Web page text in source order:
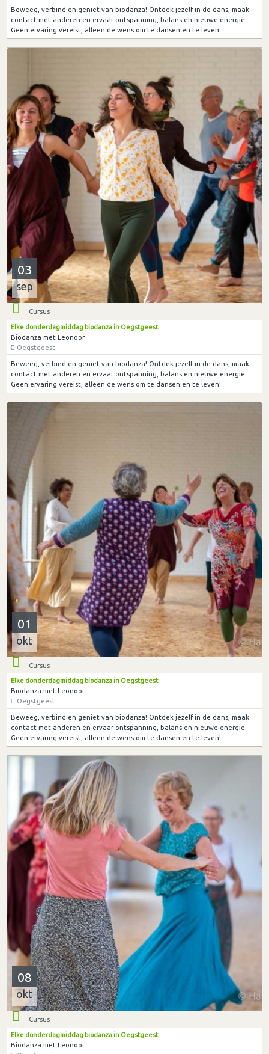
Beweeg, verbind en geniet van biodanza! Ontdek jezelf in de dans, maak
contact met anderen en ervaar ontspanning, balans en nieuwe energie.
Geen ervaring vereist, alleen de wens om te dansen en te leven!
03
sep
Cursus
Elke donderdagmiddag biodanza in Oegstgeest
Biodanza met Leonoor
Oegstgeest
Beweeg, verbind en geniet van biodanza! Ontdek jezelf in de dans, maak
contact met anderen en ervaar ontspanning, balans en nieuwe energie.
Geen ervaring vereist, alleen de wens om te dansen en te leven!
01
okt
Cursus
Elke donderdagmiddag biodanza in Oegstgeest
Biodanza met Leonoor
Oegstgeest
Beweeg, verbind en geniet van biodanza! Ontdek jezelf in de dans, maak
contact met anderen en ervaar ontspanning, balans en nieuwe energie.
Geen ervaring vereist, alleen de wens om te dansen en te leven!
08
okt
Cursus
Elke donderdagmiddag biodanza in Oegstgeest
Biodanza met Leonoor